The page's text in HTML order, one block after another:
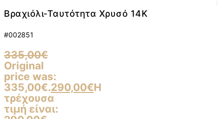
Βραχιόλι-Ταυτότητα Χρυσό 14K
#002851
335,00€
Original
price was:
335,00€.290,00€Η
τρέχουσα
τιμή είναι: